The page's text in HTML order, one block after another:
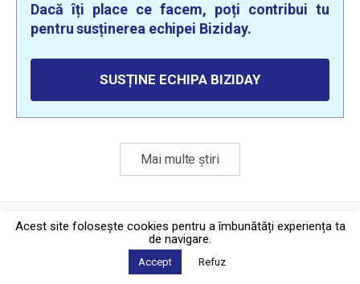
Dacă îți place ce facem, poți contribui tu
pentru susținerea echipei Biziday.
SUSȚINE ECHIPA BIZIDAY
Mai multe știri
Politica de confidențialitate·Contact
2026 © Biziday
Acest site foloseşte cookies pentru a îmbunătăți experiența ta
de navigare.
Accept Refuz